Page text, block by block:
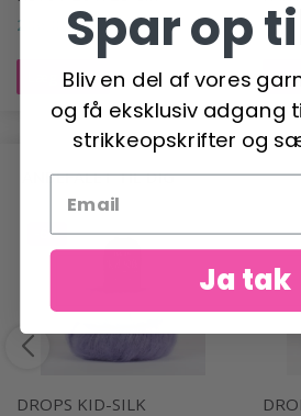
206,00 DKK
Læg i kurv
ANBEFALET TIL DIG
-6%
DROPS KID-SILK
Spar op
Bliv en del af vores
og få eksklusiv adgang
strikkeopskrifter og
Ja tak